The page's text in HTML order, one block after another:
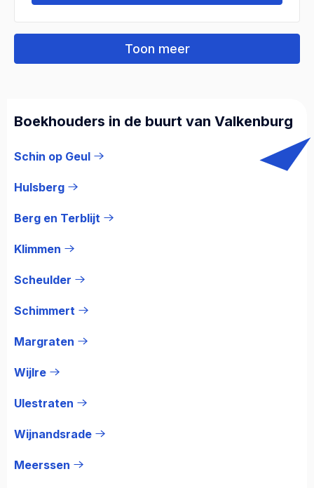
Toon meer
Boekhouders in de buurt van Valkenburg
Schin op Geul
Hulsberg
Berg en Terblijt
Klimmen
Scheulder
Schimmert
Margraten
Wijlre
Ulestraten
Wijnandsrade
Meerssen